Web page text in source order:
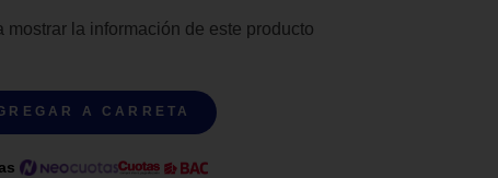
mostrar la información de este producto
A CARRETA